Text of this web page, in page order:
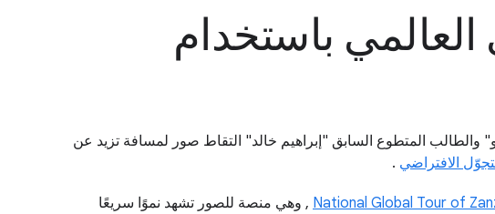
باستخدام
"فيديريكو" والطالب المتطوع السابق "إبراهيم خالد" التقاط صور لمسافة تزيد عن
الافتراضي .
National Global Tour of , وهي منصة للصور تشهد نموًا سريعًا